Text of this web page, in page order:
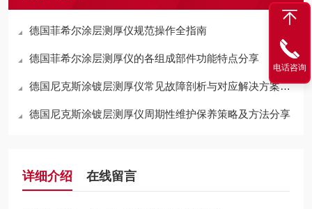
德国菲希尔涂层测厚仪规范操作全指南
德国菲希尔涂层测厚仪的各组成部件功能特点分享
德国尼克斯涂镀层测厚仪常见故障剖析与对应解决方案分享
德国尼克斯涂镀层测厚仪周期性维护保养策略及方法分享
详细介绍 在线留言
电话咨询